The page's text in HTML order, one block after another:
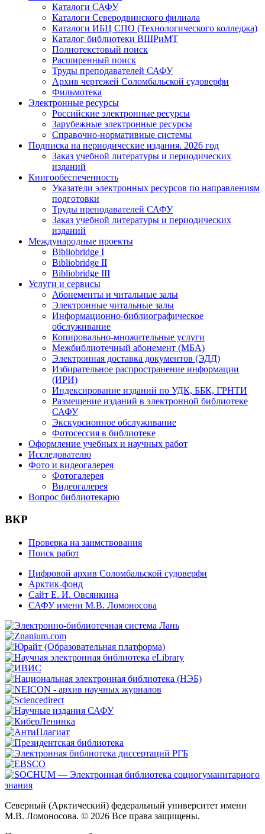
Каталоги САФУ
Каталоги Северодвинского филиала
Каталоги ИБЦ СПО (Технологического колледжа)
Каталог библиотеки ВШРиМТ
Полнотекстовый поиск
Расширенный поиск
Труды преподавателей САФУ
Архив чертежей Соломбальской судоверфи
Фильмотека
Электронные ресурсы
Российские электронные ресурсы
Зарубежные электронные ресурсы
Справочно-нормативные системы
Подписка на периодические издания. 2026 год
Заказ учебной литературы и периодических
изданий
Книгообеспеченность
Указатели электронных ресурсов по направлениям
подготовки
Труды преподавателей САФУ
Заказ учебной литературы и периодических
изданий
Международные проекты
Bibliobridge I
Bibliobridge II
Bibliobridge III
Услуги и сервисы
Абонементы и читальные залы
Электронные читальные залы
Информационно-библиографическое
обслуживание
Копировально-множительные услуги
Межбиблиотечный абонемент (МБА)
Электронная доставка документов (ЭДД)
Избирательное распространение информации
(ИРИ)
Индексирование изданий по УДК, ББК, ГРНТИ
Размещение изданий в электронной библиотеке
САФУ
Экскурсионное обслуживание
Фотосессия в библиотеке
Оформление учебных и научных работ
Исследователю
Фото и видеогалерея
Фотогалерея
Видеогалерея
Вопрос библиотекарю
ВКР
Проверка на заимствования
Поиск работ
Цифровой архив Соломбальской судоверфи
Арктик-фонд
Сайт Е. И. Овсянкина
САФУ имени М.В. Ломоносова
Северный (Арктический) федеральный университет имени
М.В. Ломоносова. © 2026 Все права защищены.